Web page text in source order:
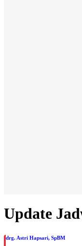
Update
drg. Astri Hapsari, SpBM